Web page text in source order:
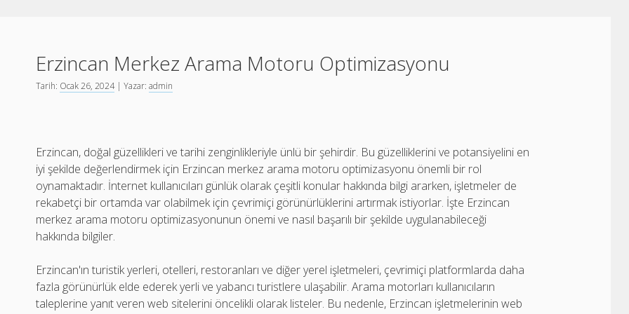
Erzincan Merkez Arama Motoru Optimizasyonu
Tarih: Ocak 26, 2024| Yazar:admin
Erzincan, doğal güzellikleri ve tarihi zenginlikleriyle ünlü bir şehirdir. Bu güzelliklerini ve potansiyelini en
iyi şekilde değerlendirmek için Erzincan merkez arama motoru optimizasyonu önemli bir rol
oynamaktadır. İnternet kullanıcıları günlük olarak çeşitli konular hakkında bilgi ararken, işletmeler de
rekabetçi bir ortamda var olabilmek için çevrimiçi görünürlüklerini artırmak istiyorlar. İşte Erzincan
merkez arama motoru optimizasyonunun önemi ve nasıl başarılı bir şekilde uygulanabileceği
hakkında bilgiler.
Erzincan'ın turistik yerleri, otelleri, restoranları ve diğer yerel işletmeleri, çevrimiçi platformlarda daha
fazla görünürlük elde ederek yerli ve yabancı turistlere ulaşabilir. Arama motorları kullanıcıların
taleplerine yanıt veren web sitelerini öncelikli olarak listeler. Bu nedenle, Erzincan işletmelerinin web